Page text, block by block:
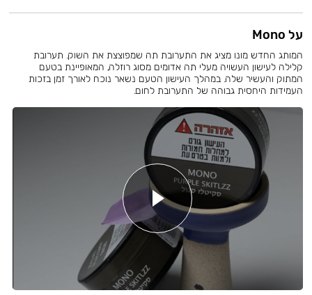
על Mono
המותג החדש מונו מציג את התערובת תה שמפוצצת את השוק. תערובת
קלילה לעישון העשויה מעלי תה אדומים מסוג רוזלה, המאופיינת בטעם
המתוק והעשיר שלה. במהלך העישון הטעם נשאר נוכח לאורך זמן בזכות
העמידות היחסית גבוהה של התערובת לחום.